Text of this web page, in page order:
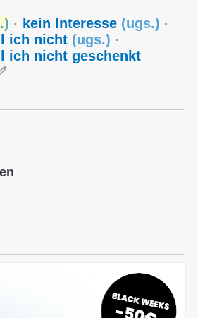
) · kein Interesse (ugs.) ·
ich nicht (ugs.) ·
ich nicht geschenkt